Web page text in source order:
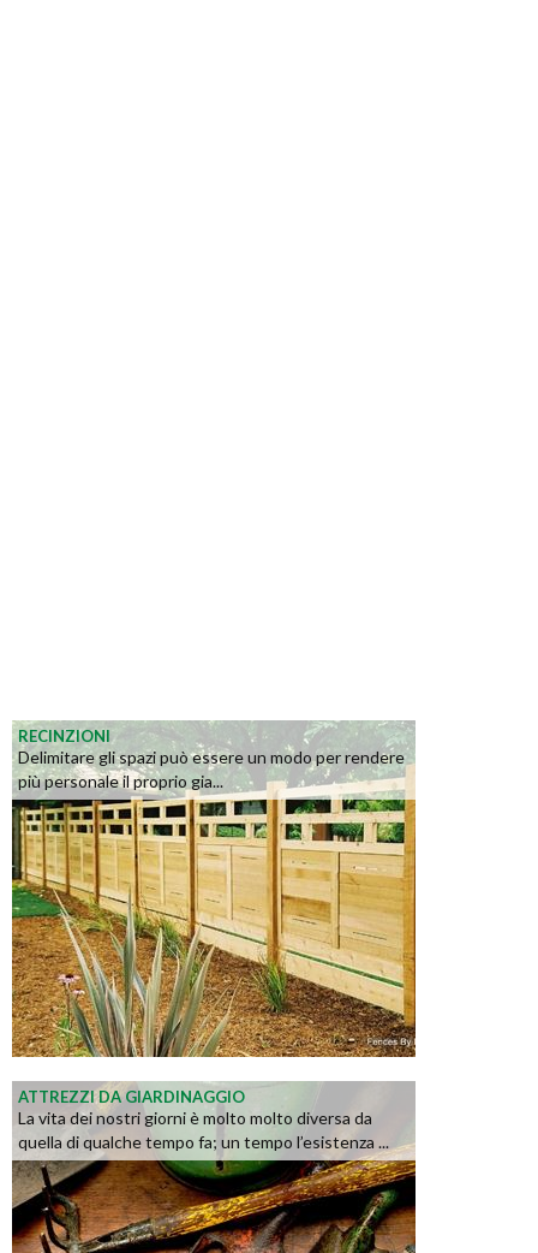
RECINZIONI
Delimitare gli spazi può essere un modo per rendere
più personale il proprio gia...
ATTREZZI DA GIARDINAGGIO
La vita dei nostri giorni è molto molto diversa da
quella di qualche tempo fa; un tempo l’esistenza ...